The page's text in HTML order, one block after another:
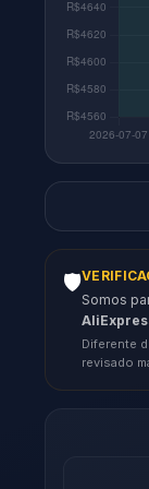
🛡️
Somos
Diferente
revisado